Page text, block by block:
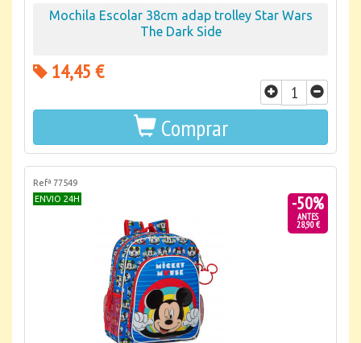
Mochila Escolar 38cm adap trolley Star Wars
The Dark Side
14,45 €
Comprar
Refª 77549
ENVIO 24H
-50%
ANTES
28,90 €